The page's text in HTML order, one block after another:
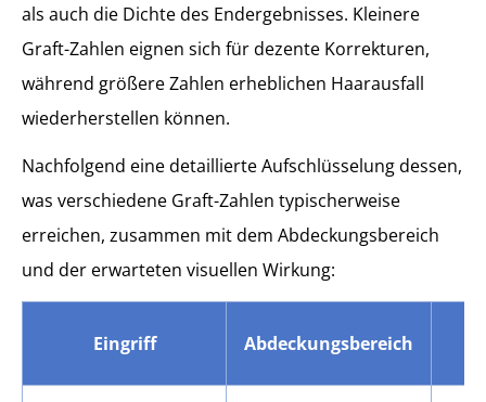
als auch die Dichte des Endergebnisses. Kleinere
Graft-Zahlen eignen sich für dezente Korrekturen,
während größere Zahlen erheblichen Haarausfall
wiederherstellen können.
Nachfolgend eine detaillierte Aufschlüsselung dessen,
was verschiedene Graft-Zahlen typischerweise
erreichen, zusammen mit dem Abdeckungsbereich
und der erwarteten visuellen Wirkung:
Eingriff Abdeckungsbereich